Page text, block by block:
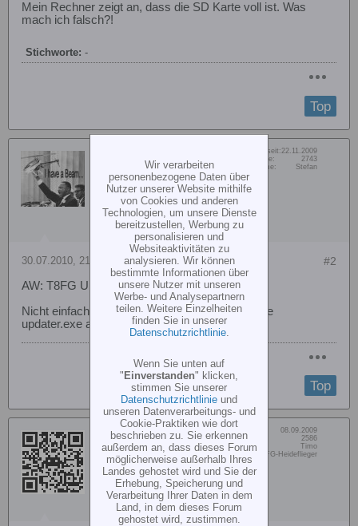
Mein Rechner zeigt an, dass die SD Karte voll ist. Was
mach ich falsch?!
Stichworte: -
Top
don_king
Gelöscht
Dabei seit: 22.11.2009
Beiträge:
2743
Vorname:
Stefan
#2
30.07.2010, 21:05
AW: T8FG Update Probleme
Nicht einfach auf die Karte kopieren, sondern die
updater.exe ausführen.
Top
PeterLustich
CopterFactory
Teampilot
Dabei seit:
08.09.2009
Beiträge:
2586
Vorname:
Timo
Wohn/Flugort:
Verl &amp; Umgebung, MFG-Heideflieger
Wir verarbeiten
personenbezogene Daten über
Nutzer unserer Website mithilfe
von Cookies und anderen
Technologien, um unsere Dienste
bereitzustellen, Werbung zu
personalisieren und
Websiteaktivitäten zu
analysieren. Wir können
bestimmte Informationen über
unsere Nutzer mit unseren
Werbe- und Analysepartnern
teilen. Weitere Einzelheiten
finden Sie in unserer
Datenschutzrichtlinie.
Wenn Sie unten auf
" Einverstanden" klicken,
stimmen Sie unserer
Datenschutzrichtlinie und
unseren Datenverarbeitungs- und
Cookie-Praktiken wie dort
beschrieben zu. Sie erkennen
außerdem an, dass dieses Forum
möglicherweise außerhalb Ihres
Landes gehostet wird und Sie der
Erhebung, Speicherung und
Verarbeitung Ihrer Daten in dem
Land, in dem dieses Forum
gehostet wird, zustimmen.